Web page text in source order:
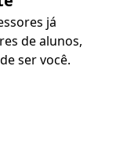
já
de alunos,
ser você.